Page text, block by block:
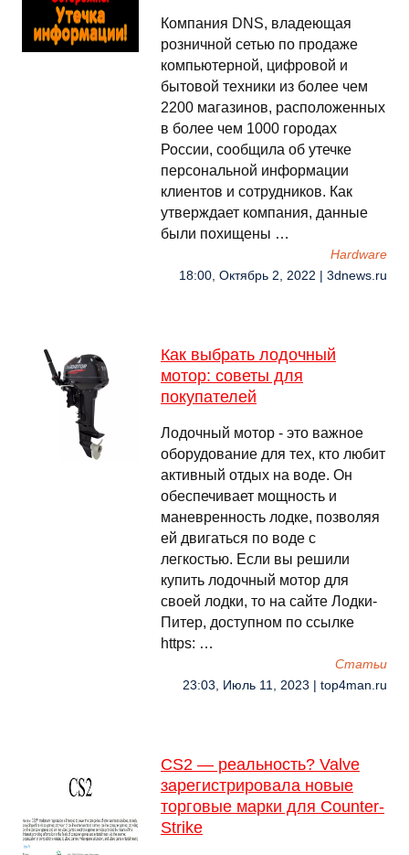
Компания DNS, владеющая
розничной сетью по продаже
компьютерной, цифровой и
бытовой техники из более чем
2200 магазинов, расположенных
в более чем 1000 городах
России, сообщила об утечке
персональной информации
клиентов и сотрудников. Как
утверждает компания, данные
были похищены …
Hardware
18:00, Октябрь 2, 2022 | 3dnews.ru
Как выбрать лодочный
мотор: советы для
покупателей
Лодочный мотор - это важное
оборудование для тех, кто любит
активный отдых на воде. Он
обеспечивает мощность и
маневренность лодке, позволяя
ей двигаться по воде с
легкостью. Если вы решили
купить лодочный мотор для
своей лодки, то на сайте Лодки-
Питер, доступном по ссылке
https: …
Cтатьи
23:03, Июль 11, 2023 | top4man.ru
CS2 — реальность? Valve
зарегистрировала новые
торговые марки для Counter-
Strike